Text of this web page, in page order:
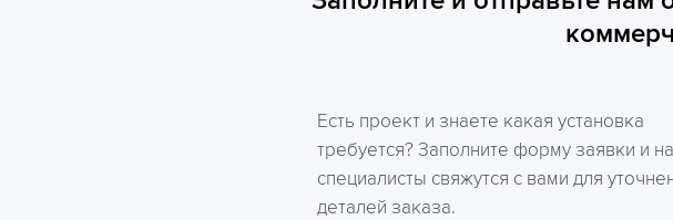
Есть проект и знаете какая установка
требуется? Заполните форму заявки и
специалисты свяжутся с вами для
деталей заказа.